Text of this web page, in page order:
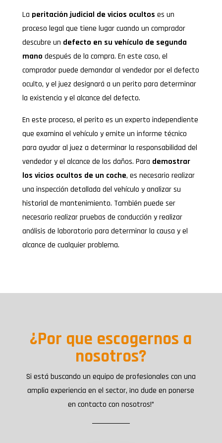
La peritación judicial de vicios ocultos es un
proceso legal que tiene lugar cuando un comprador
descubre un defecto en su vehículo de segunda
mano después de la compra. En este caso, el
comprador puede demandar al vendedor por el defecto
oculto, y el juez designará a un perito para determinar
la existencia y el alcance del defecto.
En este proceso, el perito es un experto independiente
que examina el vehículo y emite un informe técnico
para ayudar al juez a determinar la responsabilidad del
vendedor y el alcance de los daños. Para demostrar
los vicios ocultos de un coche, es necesario realizar
una inspección detallada del vehículo y analizar su
historial de mantenimiento. También puede ser
necesario realizar pruebas de conducción y realizar
análisis de laboratorio para determinar la causa y el
alcance de cualquier problema.
¿Por que escogernos a
nosotros?
Si está buscando un equipo de profesionales con una
amplia experiencia en el sector, ¡no dude en ponerse
en contacto con nosotros!”